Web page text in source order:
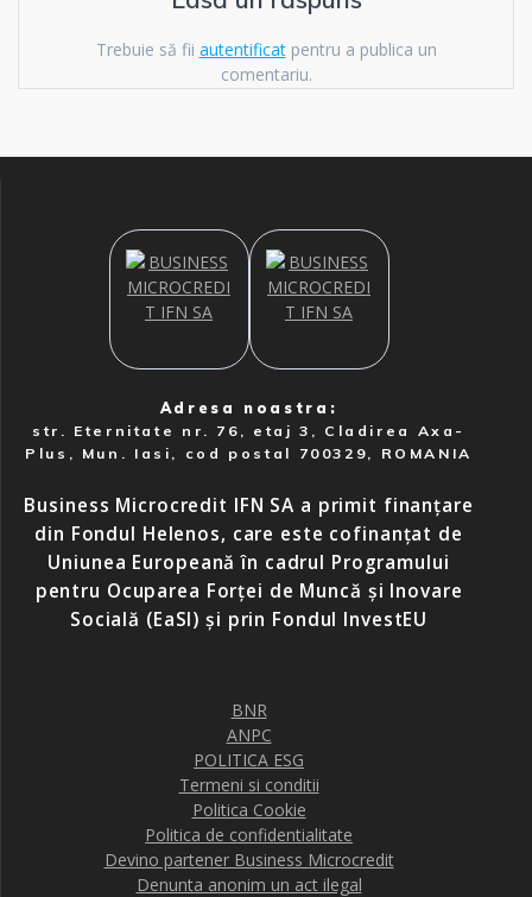
Trebuie să fii autentificatpentru a publica un
comentariu.
Adresa noastra:
str. Eternitate nr. 76, etaj 3, Cladirea Axa-
Plus, Mun. Iasi, cod postal 700329, ROMANIA
Business Microcredit IFN SA a primit finanțare
din Fondul Helenos, care este cofinanțat de
Uniunea Europeană în cadrul Programului
pentru Ocuparea Forței de Muncă și Inovare
Socială (EaSI) și prin Fondul InvestEU
BNR
ANPC
POLITICA ESG
Termeni si conditii
Politica Cookie
Politica de confidentialitate
Devino partener Business Microcredit
Denunta anonim un act ilegal